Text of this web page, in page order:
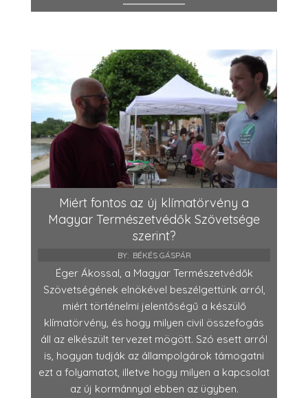
Miért fontos az új klímatörvény a
Magyar Természetvédők Szövetsége
szerint?
BY: BÉKÉS GÁSPÁR
Éger Ákossal, a Magyar Természetvédők
Szövetségének elnökével beszélgettünk arról,
miért történelmi jelentőségű a készülő
klímatörvény, és hogy milyen civil összefogás
áll az elkészült tervezet mögött. Szó esett arról
is, hogyan tudják az állampolgárok támogatni
ezt a folyamatot, illetve hogy milyen a kapcsolat
az új kormánnyal ebben az ügyben.